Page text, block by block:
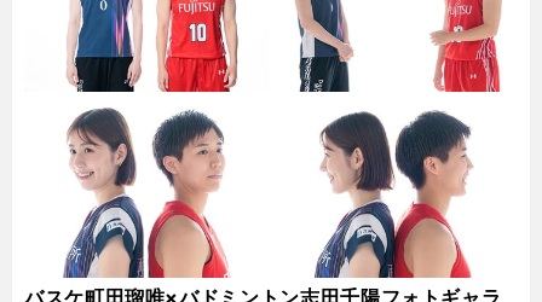
バスケ町田瑠唯×バドミントン志田千陽フォトギャラ